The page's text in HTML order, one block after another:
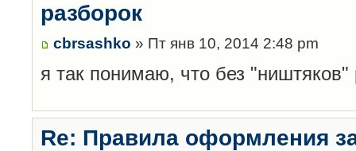
разборок
cbrsashko » Пт янв 10, 2014 2:48 pm
я так понимаю, что без "ништяков"
Re: Правила оформления